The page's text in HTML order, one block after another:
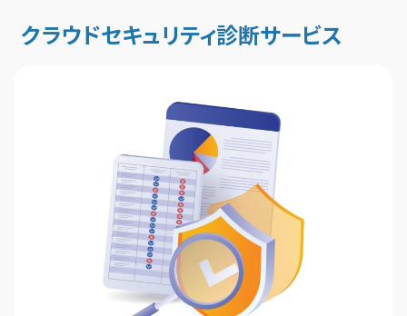
クラウドセキュリティ診断サービス